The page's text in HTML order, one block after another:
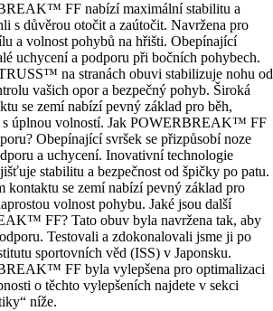
FF nabízí maximální stabilitu a
s důvěrou otočit a zaútočit. Navržena pro
a volnost pohybů na hřišti. Obepínající
uchycení a podporu při bočních pohybech.
na stranách obuvi stabilizuje nohu od
vašich opor a bezpečný pohyb. Široká
se zemí nabízí pevný základ pro běh,
s úplnou volností. Jak POWERBREAK™ FF
Obepínající svršek se přizpůsobí noze
a uchycení. Inovativní technologie
stabilitu a bezpečnost od špičky po patu.
kontaktu se zemí nabízí pevný základ pro
volnost pohybu. Jaké jsou další
FF? Tato obuv byla navržena tak, aby
Testovali a zdokonalovali jsme ji po
sportovních věd (ISS) v Japonsku.
FF byla vylepšena pro optimalizaci
o těchto vylepšeních najdete v sekci
níže.